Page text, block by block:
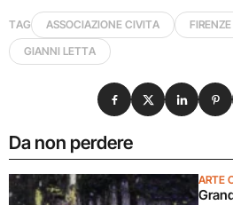
TAG ASSOCIAZIONE CIVITA FIRENZE
GIANNI LETTA
Da non perdere
ARTE
Condividi su
Condividi su X
Condividi